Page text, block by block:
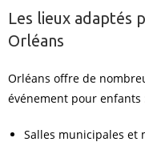
Les lieux adaptés
Orléans
Orléans offre de
événement pour enfants
Salles municipales et